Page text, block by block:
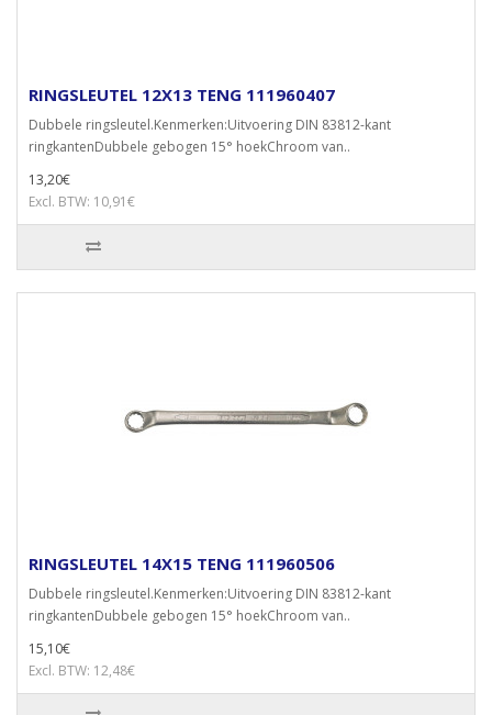
RINGSLEUTEL 12X13 TENG 111960407
Dubbele ringsleutel.Kenmerken:Uitvoering DIN 83812-kant
ringkantenDubbele gebogen 15° hoekChroom van..
13,20€
Excl. BTW: 10,91€
RINGSLEUTEL 14X15 TENG 111960506
Dubbele ringsleutel.Kenmerken:Uitvoering DIN 83812-kant
ringkantenDubbele gebogen 15° hoekChroom van..
15,10€
Excl. BTW: 12,48€